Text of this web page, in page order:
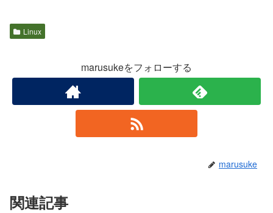
Linux
marusukeをフォローする
marusuke
関連記事